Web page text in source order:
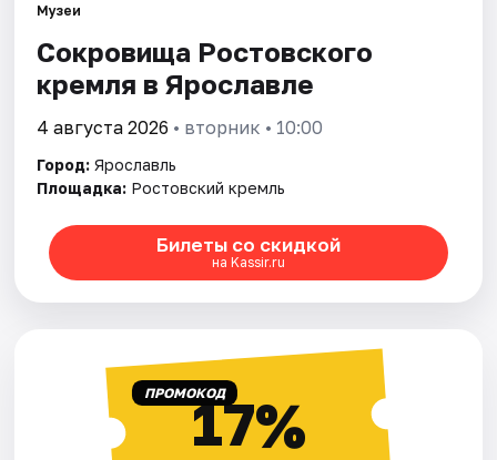
Музеи
Сокровища Ростовского
кремля в Ярославле
4 августа 2026 • вторник • 10:00
Город: Ярославль
Площадка: Ростовский кремль
Билеты со скидкой
на Kassir.ru
ПРОМОКОД17%